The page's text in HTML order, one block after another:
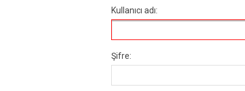
Kullanıcı adı:
Şifre: